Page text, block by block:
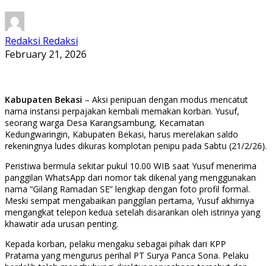
Redaksi Redaksi
February 21, 2026
Kabupaten Bekasi – Aksi penipuan dengan modus mencatut
nama instansi perpajakan kembali memakan korban. Yusuf,
seorang warga Desa Karangsambung, Kecamatan
Kedungwaringin, Kabupaten Bekasi, harus merelakan saldo
rekeningnya ludes dikuras komplotan penipu pada Sabtu (21/2/26).
Peristiwa bermula sekitar pukul 10.00 WIB saat Yusuf menerima
panggilan WhatsApp dari nomor tak dikenal yang menggunakan
nama “Gilang Ramadan SE” lengkap dengan foto profil formal.
Meski sempat mengabaikan panggilan pertama, Yusuf akhirnya
mengangkat telepon kedua setelah disarankan oleh istrinya yang
khawatir ada urusan penting.
Kepada korban, pelaku mengaku sebagai pihak dari KPP
Pratama yang mengurus perihal PT Surya Panca Sona. Pelaku